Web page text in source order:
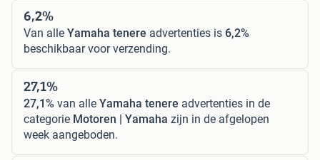
6,2%
Van alle Yamaha tenere advertenties is 6,2%
beschikbaar voor verzending.
27,1%
27,1% van alle Yamaha tenere advertenties in de
categorie Motoren | Yamaha zijn in de afgelopen
week aangeboden.